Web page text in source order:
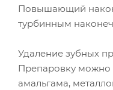
Повышающий
турбинным
Удаление зубных
Препаровку можно
амальгама,